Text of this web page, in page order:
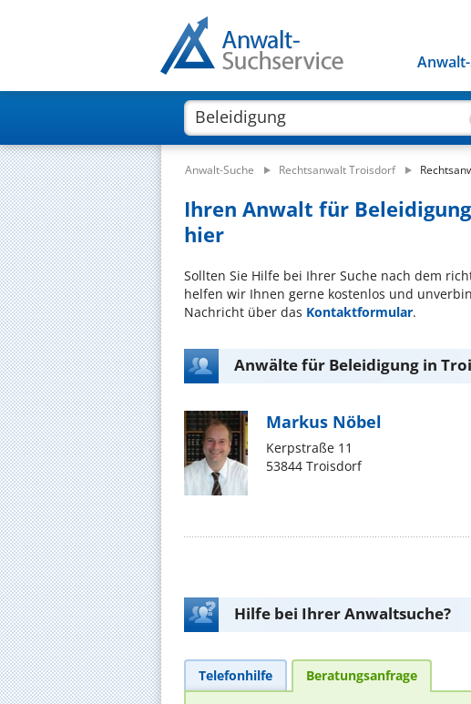
Anwalt-Suche Rechtsanwalt Troisdorf
Ihren Anwalt für
hier
Sollten Sie Hilfe bei Ihrer Suche nach dem
helfen wir Ihnen gerne kostenlos und
Nachricht über das Kontaktformular.
Anwälte für Beleidigung in
Markus Nöbel
Kerpstraße 11
53844 Troisdorf
Hilfe bei Ihrer Anwaltsuche?
Telefonhilfe Beratungsanfrage